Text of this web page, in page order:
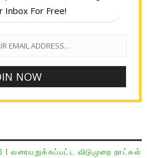
Inbox For Free!
| வரையறுக்கப்பட்ட விடுமுறை நாட்கள்